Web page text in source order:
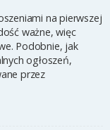
na pierwszej
ważne, więc
Podobnie, jak
ogłoszeń,
przez